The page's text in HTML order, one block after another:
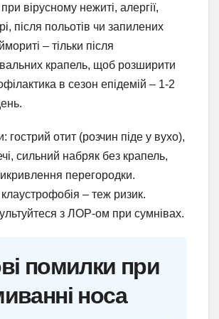
вірусному нежиті, алергії,
після польотів чи запилених
– тільки після
крапель, щоб розширити
в сезон епідемій – 1-2
гострий отит (розчин піде у вухо),
сильний набряк без крапель,
перегородки.
клаустрофобія – теж ризик.
з ЛОР-ом при сумнівах.
помилки при
носа